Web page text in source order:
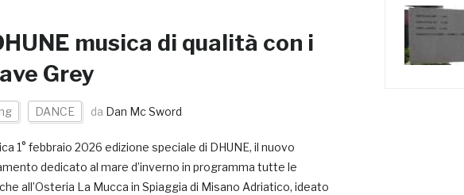
musica di qualità con i
Grey
DANCE da Dan Mc Sword
1° febbraio 2026 edizione speciale di DHUNE, il nuovo
dedicato al mare d’inverno in programma tutte le
all’Osteria La Mucca in Spiaggia di Misano Adriatico, ideato